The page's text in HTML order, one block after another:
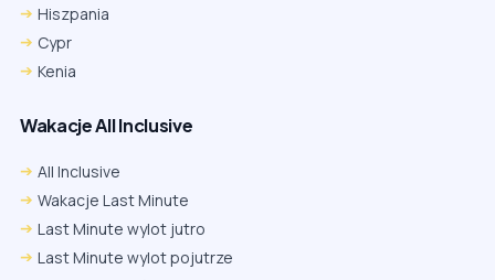
Hiszpania
Cypr
Kenia
Wakacje All Inclusive
All Inclusive
Wakacje Last Minute
Last Minute wylot jutro
Last Minute wylot pojutrze